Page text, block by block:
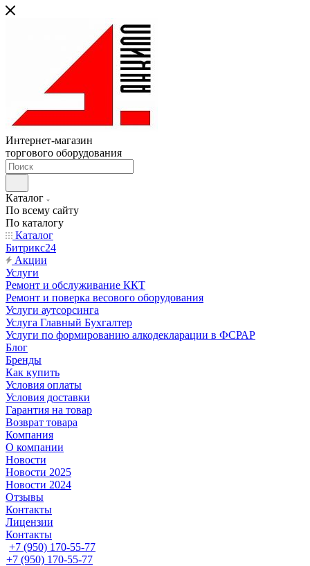
Интернет-магазин
торгового оборудования
Каталог
По всему сайту
По каталогу
Каталог
Битрикс24
Акции
Услуги
Ремонт и обслуживание ККТ
Ремонт и поверка весового оборудования
Услуги аутсорсинга
Услуга Главный Бухгалтер
Услуги по формированию алкодекларации в ФСРАР
Блог
Бренды
Как купить
Условия оплаты
Условия доставки
Гарантия на товар
Возврат товара
Компания
О компании
Новости
Новости 2025
Новости 2024
Отзывы
Контакты
Лицензии
Контакты
+7 (950) 170-55-77
+7 (950) 170-55-77